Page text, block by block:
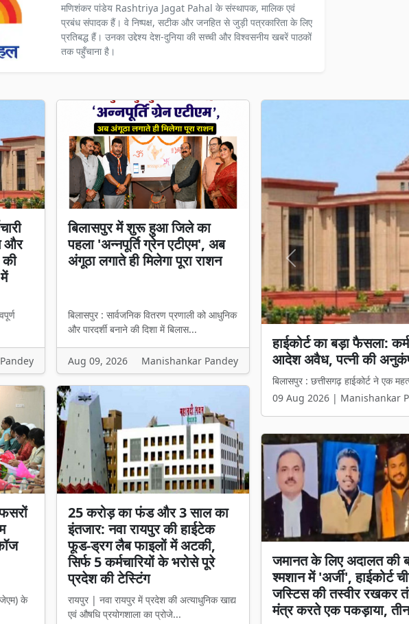
मणिशंकर पांडेय Rashtriya Jagat Pahal के संस्थापक, मालिक एवं
प्रबंध संपादक हैं। वे निष्पक्ष, सटीक और जनहित से जुड़ी पत्रकारिता के लिए
प्रतिबद्ध हैं। उनका उद्देश्य देश-दुनिया की सच्ची और विश्वसनीय खबरें पाठकों
तक पहुँचाना है।
और
बिलासपुर में शुरू हुआ जिले का
पहला 'अन्नपूर्ति ग्रेन एटीएम', अब
अंगूठा लगाते ही मिलेगा पूरा राशन
बिलासपुर : सार्वजनिक वितरण प्रणाली को आधुनिक
और पारदर्शी बनाने की दिशा में बिलास...
Aug 09, 2026 Manishankar Pandey
के
25 करोड़ का फंड और 3 साल का
इंतजार: नवा रायपुर की हाईटेक
फूड-ड्रग लैब फाइलों में अटकी,
सिर्फ 5 कर्मचारियों के भरोसे पूरे
प्रदेश की टेस्टिंग
रायपुर | नवा रायपुर में प्रदेश की अत्याधुनिक खाद्य
एवं औषधि प्रयोगशाला का प्रोजे...
बिलासपुर में शुरू हुआ जिले
ही मिलेगा पूरा राशन
बिलासपुर : सार्वजनिक वितरण प्रणाली
09 Aug 2026 | Manishankar
Previous
जमानत के लिए अदालत की
श्मशान में 'अर्जी', हाईकोर्ट
जस्टिस की तस्वीर रखकर
मंत्र करते एक पकड़ाया,